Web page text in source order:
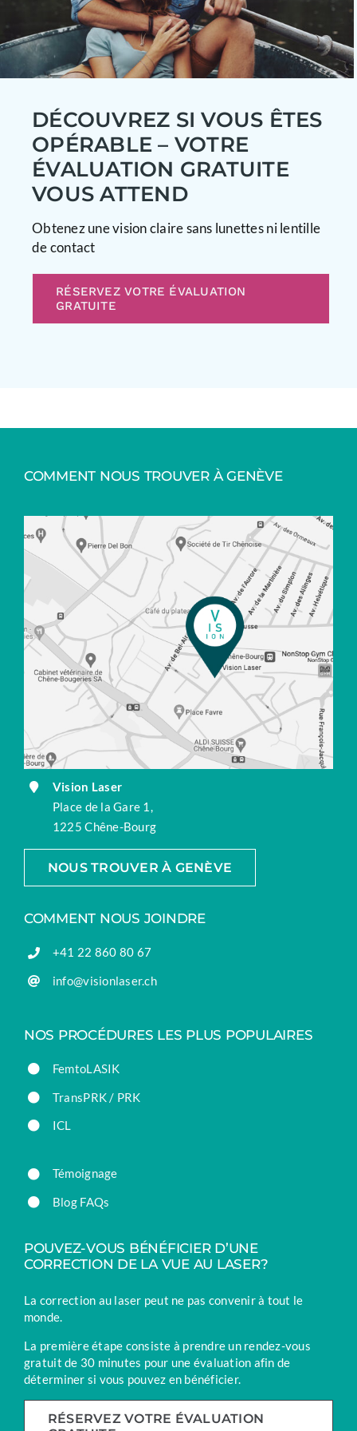
DÉCOUVREZ SI VOUS ÊTES
OPÉRABLE – VOTRE
ÉVALUATION GRATUITE
VOUS ATTEND
Obtenez une vision claire sans lunettes ni lentille
de contact
RÉSERVEZ VOTRE ÉVALUATION
GRATUITE
COMMENT NOUS TROUVER À GENÈVE
Vision Laser
Place de la Gare 1,
1225 Chêne-Bourg
NOUS TROUVER À GENÈVE
COMMENT NOUS JOINDRE
+41 22 860 80 67
info@visionlaser.ch
NOS PROCÉDURES LES PLUS POPULAIRES
FemtoLASIK
TransPRK / PRK
ICL
Témoignage
Blog FAQs
POUVEZ-VOUS BÉNÉFICIER D’UNE
CORRECTION DE LA VUE AU LASER?
La correction au laser peut ne pas convenir à tout le
monde.
La première étape consiste à prendre un rendez-vous
gratuit de 30 minutes pour une évaluation afin de
déterminer si vous pouvez en bénéficier.
RÉSERVEZ VOTRE ÉVALUATION